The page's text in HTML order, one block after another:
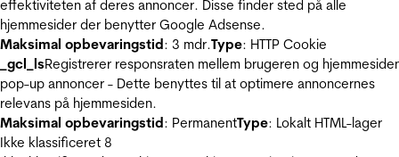
effektiviteten af deres annoncer. Disse finder sted på alle
hjemmesider der benytter Google Adsense.
Maksimal opbevaringstid: 3 mdr.Type: HTTP Cookie
_gcl_lsRegistrerer responsraten mellem brugeren og
pop-up annoncer - Dette benyttes til at optimere annoncernes
relevans på hjemmesiden.
Maksimal opbevaringstid: PermanentType: Lokalt HTML-lager
Ikke klassificeret 8